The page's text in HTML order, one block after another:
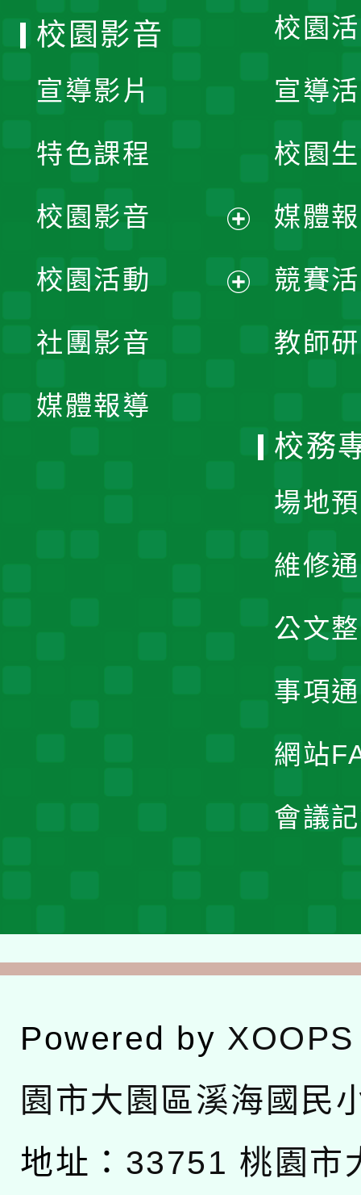
校園
宣導
校園
媒體
競賽
教師
校園影音
宣導影片
特色課程
校園影音
開
校園活動
社團影音
媒體報導
校務
場地
維修
公文
事項
網站
會議
Powered by XOOPS
園市大園區溪海國民
地址： 33751 桃園市